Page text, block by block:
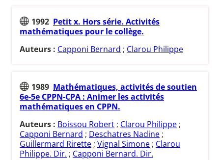
1992 Petit x. Hors série. Activités
mathématiques pour le collège.
Auteurs : Capponi Bernard ; Clarou Philippe
1989 Mathématiques, activités de soutien
6e-5e CPPN-CPA : Animer les activités
mathématiques en CPPN.
Auteurs : Boissou Robert ; Clarou Philippe ;
Capponi Bernard ; Deschatres Nadine ;
Guillermard Rirette ; Vignal Simone ; Clarou
Philippe. Dir. ; Capponi Bernard. Dir.